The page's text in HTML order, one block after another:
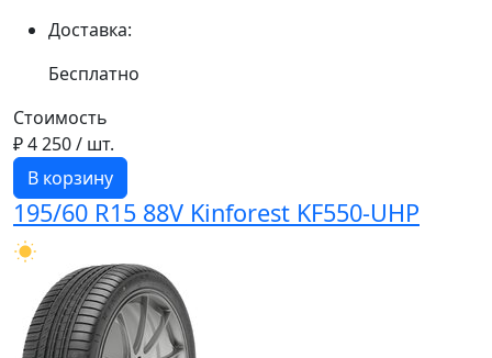
Доставка:
Бесплатно
Стоимость
₽ 4 250/ шт.
В корзину
195/60 R15 88V Kinforest KF550-UHP